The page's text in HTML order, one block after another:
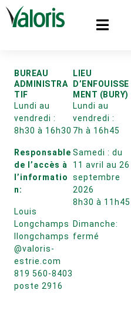
BUREAU
ADMINISTRA
TIF
Lundi au
vendredi :
8h30 à 16h30
Responsable
de l’accès à
l’informatio
n:
Louis
Longchamps
llongchamps
@valoris-
estrie.com
819 560-8403
poste 2916
LIEU
D’ENFOUISSE
MENT (BURY)
Lundi au
vendredi :
7h à 16h45
Samedi : du
11 avril au 26
septembre
2026
8h30 à 11h45
Dimanche:
fermé